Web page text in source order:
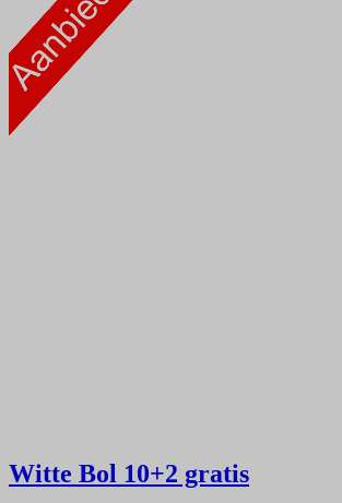
Witte Bol 10+2 gratis